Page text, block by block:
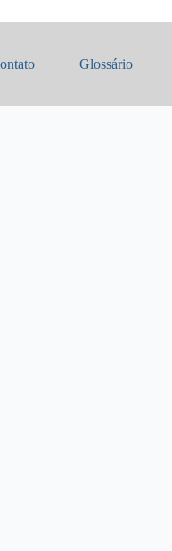
Glossário